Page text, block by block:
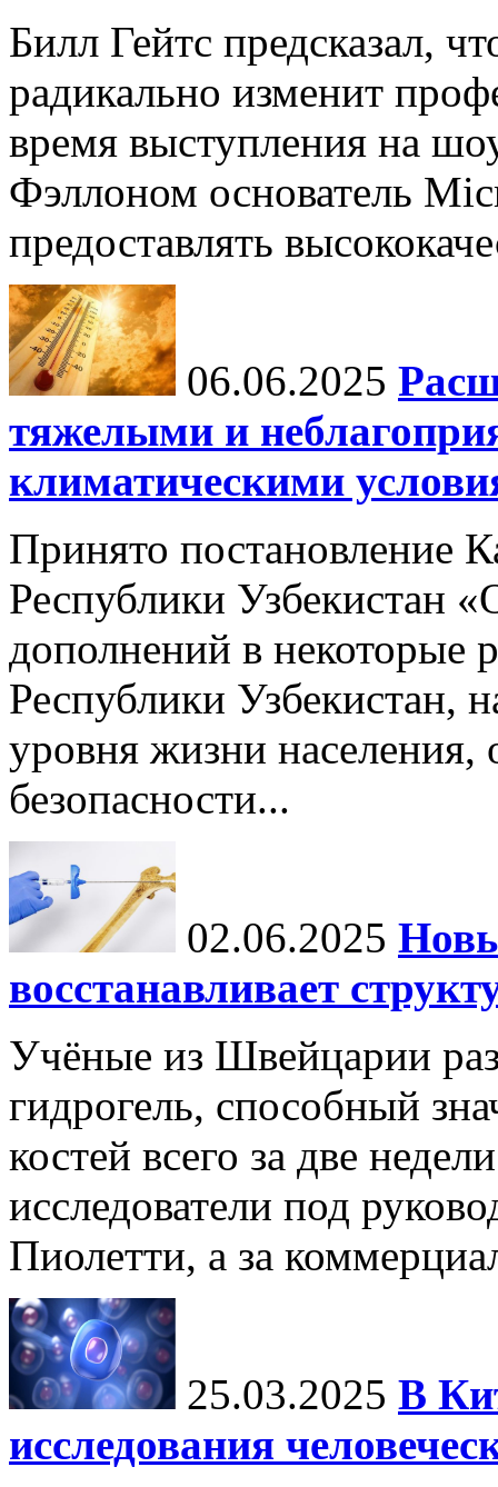
Билл Гейтс предсказал,
радикально изменит
время выступления на
Фэллоном основатель
предоставлять
06.06.2025
тяжелыми и
климатическими
Принято постановление
Республики Узбекистан
дополнений в некоторые
Республики Узбекистан,
уровня жизни населения,
безопасности...
02.06.2025
восстанавливает
Учёные из Швейцарии
гидрогель, способный
костей всего за две
исследователи под
Пиолетти, а за
25.03.2025 В
исследования